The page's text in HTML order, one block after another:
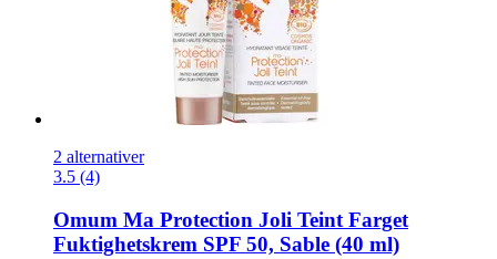
2 alternativer
3.5 (4)
Omum Ma Protection Joli Teint Farget
Fuktighetskrem SPF 50, Sable (40 ml)